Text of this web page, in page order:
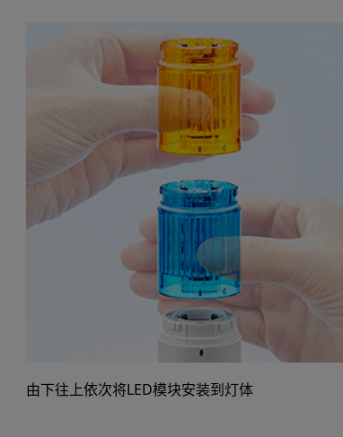
由下往上依次将LED模块安装到灯体